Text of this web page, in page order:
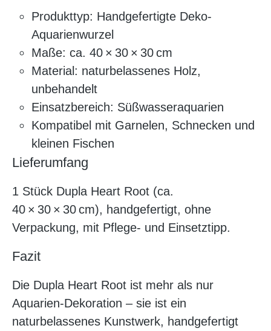
Produkttyp: Handgefertigte Deko-
Aquarienwurzel
Maße: ca. 40 × 30 × 30 cm
Material: naturbelassenes Holz,
unbehandelt
Einsatzbereich: Süßwasseraquarien
Kompatibel mit Garnelen, Schnecken und
kleinen Fischen
Lieferumfang
1 Stück Dupla Heart Root (ca.
40 × 30 × 30 cm), handgefertigt, ohne
Verpackung, mit Pflege- und Einsetztipp.
Fazit
Die Dupla Heart Root ist mehr als nur
Aquarien-Dekoration – sie ist ein
naturbelassenes Kunstwerk, handgefertigt